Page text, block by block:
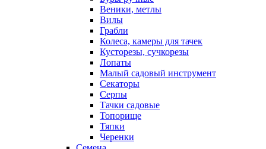
Веники, метлы
Вилы
Грабли
Колеса, камеры для тачек
Кусторезы, сучкорезы
Лопаты
Малый садовый инструмент
Секаторы
Серпы
Тачки садовые
Топорище
Тяпки
Черенки